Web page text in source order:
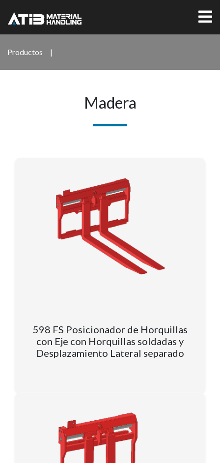
Productos |
Madera
598 FS Posicionador de Horquillas
con Eje con Horquillas soldadas y
Desplazamiento Lateral separado